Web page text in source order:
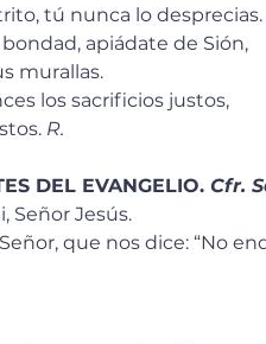
tú nunca lo desprecias.
bondad, apiádate de Sión,
murallas.
los sacrificios justos,
R.
DEL EVANGELIO. Cfr.
Señor Jesús.
que nos dice: “No